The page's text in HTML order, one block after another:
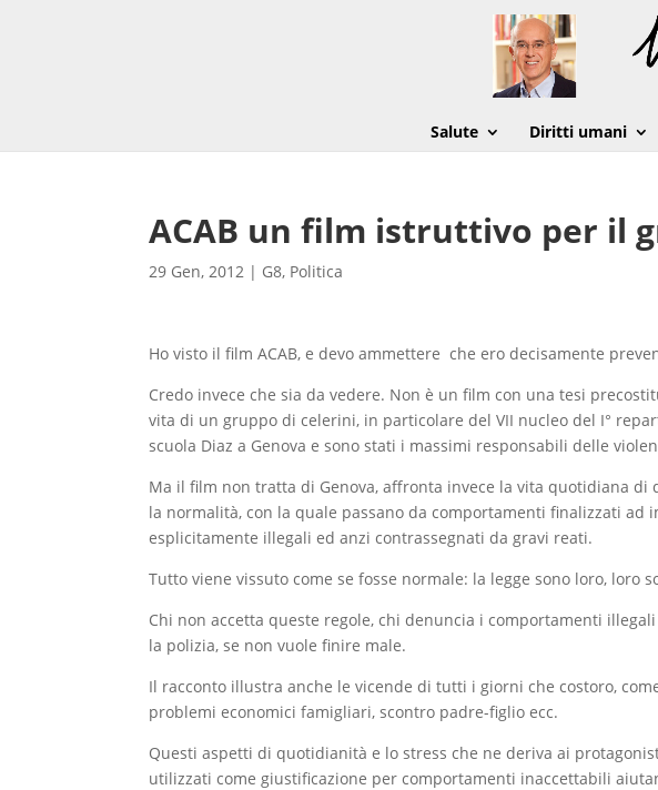
Salute Diritti umani
ACAB un film istruttivo per il
29 Gen, 2012 | G8, Politica
Ho visto il film ACAB, e devo ammettere che ero decisamente
Credo invece che sia da vedere. Non è un film con una tesi
vita di un gruppo di celerini, in particolare del VII nucleo del I°
scuola Diaz a Genova e sono stati i massimi responsabili delle
Ma il film non tratta di Genova, affronta invece la vita quotidiana
la normalità, con la quale passano da comportamenti finalizzati
esplicitamente illegali ed anzi contrassegnati da gravi reati.
Tutto viene vissuto come se fosse normale: la legge sono loro, loro
Chi non accetta queste regole, chi denuncia i comportamenti
la polizia, se non vuole finire male.
Il racconto illustra anche le vicende di tutti i giorni che costoro,
problemi economici famigliari, scontro padre-figlio ecc.
Questi aspetti di quotidianità e lo stress che ne deriva ai
utilizzati come giustificazione per comportamenti inaccettabili